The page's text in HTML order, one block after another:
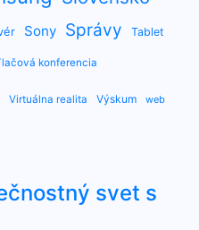
Sony Správy Tablet
konferencia
Virtuálna realita Výskum web
svet s